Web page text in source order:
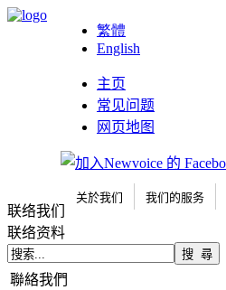
繁體
English
主页
常见问题
网页地图
关於我们 我们的服务
联络我们
联络资料
聯絡我們